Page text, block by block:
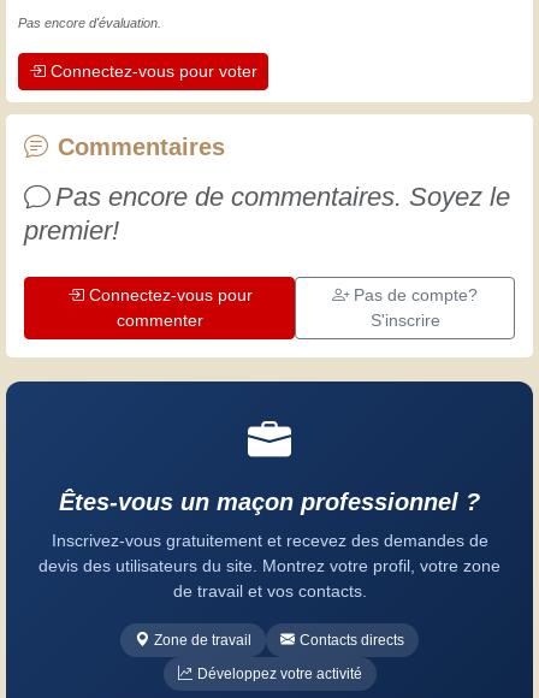
professionnels. Apprenons ensemble ;
chaque jour est une occasion de
progresser. Amusez-vous bien !
Pas encore d'évaluation.
Connectez-vous pour voter
Commentaires
Pas encore de commentaires. Soyez le
premier!
Connectez-vous pour
commenter
Pas de compte?
S'inscrire
Êtes-vous un maçon professionnel ?
Inscrivez-vous gratuitement et recevez des demandes de
devis des utilisateurs du site. Montrez votre profil, votre zone
de travail et vos contacts.
Zone de travail
Contacts directs
Développez votre activité